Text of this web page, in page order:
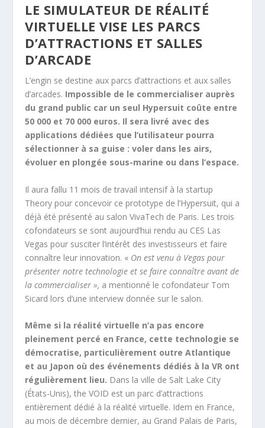
LE SIMULATEUR DE RÉALITÉ
VIRTUELLE VISE LES PARCS
D’ATTRACTIONS ET SALLES
D’ARCADE
L’engin se destine aux parcs d’attractions et aux salles
d’arcades. Impossible de le commercialiser auprès
du grand public car un seul Hypersuit coûte entre
50 000 et 70 000 euros. Il sera livré avec des
applications dédiées que l’utilisateur pourra
sélectionner à sa guise : voler dans les airs,
évoluer en plongée sous-marine ou dans l’espace.
Il aura fallu 11 mois de travail intensif à la startup
Theory pour concevoir ce prototype de l’Hypersuit, qui a
déjà été présenté au salon VivaTech de Paris. Les trois
cofondateurs se sont aujourd’hui rendu au CES Las
Vegas pour susciter l’intérêt des investisseurs et faire
connaître leur innovation. « On est venu à Vegas pour
présenter notre technologie et se faire connaître avant de
la commercialiser », a mentionné le cofondateur Tom
Sicard lors d’une interview donnée sur le salon.
Même si la réalité virtuelle n’a pas encore
pleinement percé en France, cette technologie se
démocratise, particulièrement outre Atlantique
et au Japon où des événements dédiés à la VR ont
régulièrement lieu. Dans la ville de Salt Lake City
(États-Unis), the VOID est un parc d’attractions
entièrement dédié à la réalité virtuelle. Idem en France,
au mois de décembre dernier, au Grand Palais de Paris,